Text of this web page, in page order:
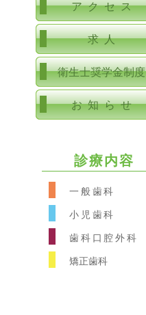
アクセス
求人
衛生士奨学金制度
お知らせ
診療内容
一般歯科
小児歯科
歯科口腔外科
矯正歯科